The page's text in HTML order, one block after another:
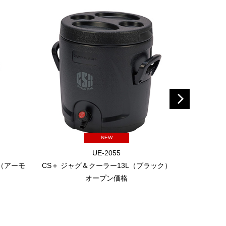
アーモ
NEW
UE-2055
CS＋ ジャグ＆クーラー13L（ブラック）
オープン価格